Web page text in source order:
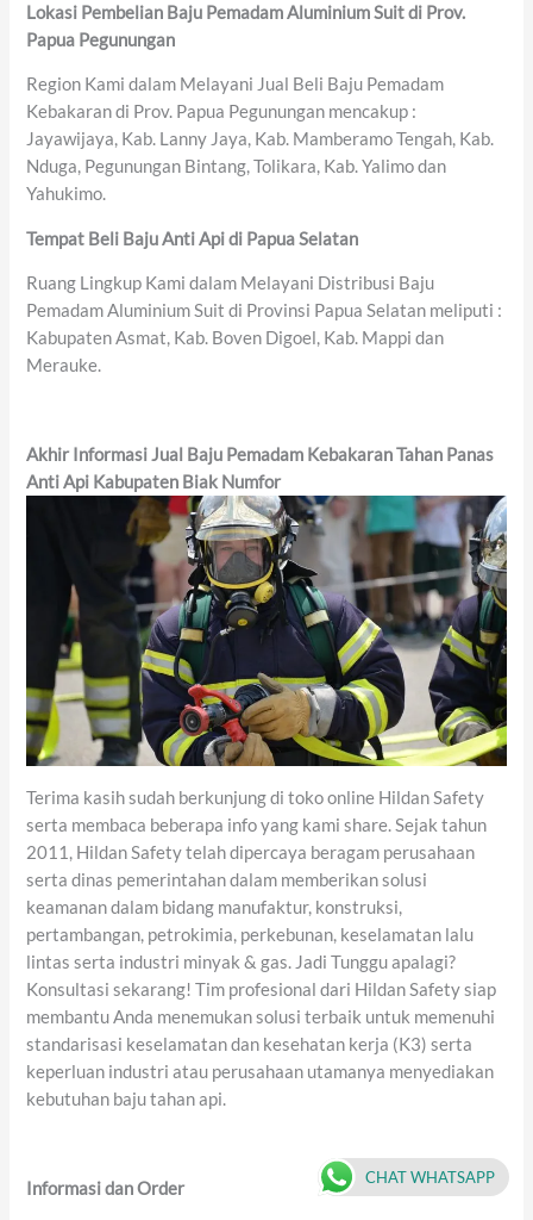
Lokasi Pembelian Baju Pemadam Aluminium Suit di Prov.
Papua Pegunungan
Region Kami dalam Melayani Jual Beli Baju Pemadam
Kebakaran di Prov. Papua Pegunungan mencakup :
Jayawijaya, Kab. Lanny Jaya, Kab. Mamberamo Tengah, Kab.
Nduga, Pegunungan Bintang, Tolikara, Kab. Yalimo dan
Yahukimo.
Tempat Beli Baju Anti Api di Papua Selatan
Ruang Lingkup Kami dalam Melayani Distribusi Baju
Pemadam Aluminium Suit di Provinsi Papua Selatan meliputi :
Kabupaten Asmat, Kab. Boven Digoel, Kab. Mappi dan
Merauke.
Akhir Informasi Jual Baju Pemadam Kebakaran Tahan Panas
Anti Api Kabupaten Biak Numfor
Terima kasih sudah berkunjung di toko online Hildan Safety
serta membaca beberapa info yang kami share. Sejak tahun
2011, Hildan Safety telah dipercaya beragam perusahaan
serta dinas pemerintahan dalam memberikan solusi
keamanan dalam bidang manufaktur, konstruksi,
pertambangan, petrokimia, perkebunan, keselamatan lalu
lintas serta industri minyak & gas. Jadi Tunggu apalagi?
Konsultasi sekarang! Tim profesional dari Hildan Safety siap
membantu Anda menemukan solusi terbaik untuk memenuhi
standarisasi keselamatan dan kesehatan kerja (K3) serta
keperluan industri atau perusahaan utamanya menyediakan
kebutuhan baju tahan api.
Informasi dan Order
CHAT WHATSAPP